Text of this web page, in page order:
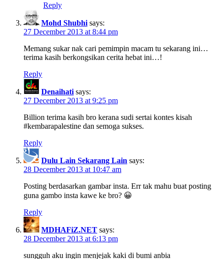
Reply
Mohd Shubhi says:
27 December 2013 at 8:44 pm
Memang sukar nak cari pemimpin macam tu sekarang ini…
terima kasih berkongsikan cerita hebat ini…!
Reply
Denaihati says:
27 December 2013 at 9:25 pm
Billion terima kasih bro kerana sudi sertai kontes kisah
#kembarapalestine dan semoga sukses.
Reply
Dulu Lain Sekarang Lain says:
28 December 2013 at 10:47 am
Posting berdasarkan gambar insta. Err tak mahu buat posting
guna gambo insta kawe ke bro? 😀
Reply
MDHAFiZ.NET says:
28 December 2013 at 6:13 pm
sungguh aku ingin menjejak kaki di bumi anbia